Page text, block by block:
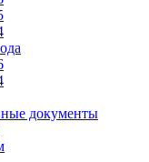
документы